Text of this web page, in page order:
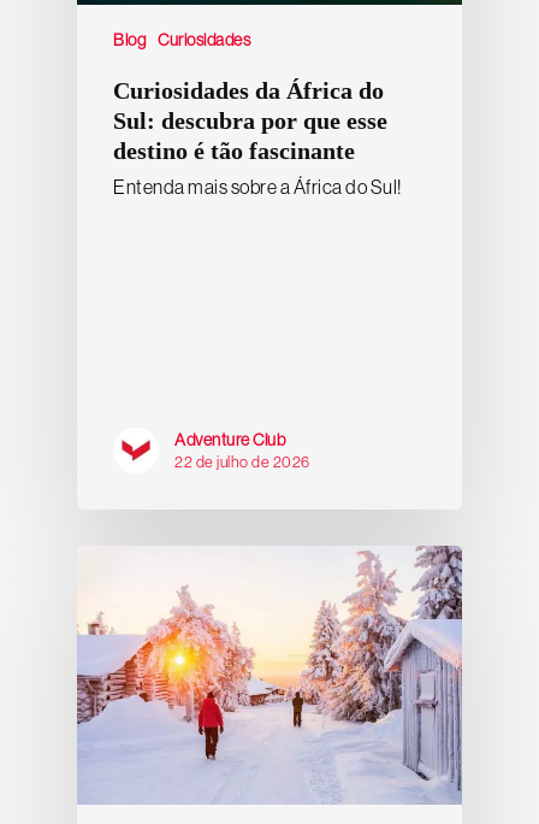
Blog Curiosidades
Curiosidades da África do
Sul: descubra por que esse
destino é tão fascinante
Entenda mais sobre a África do Sul!
Adventure Club
22 de julho de 2026